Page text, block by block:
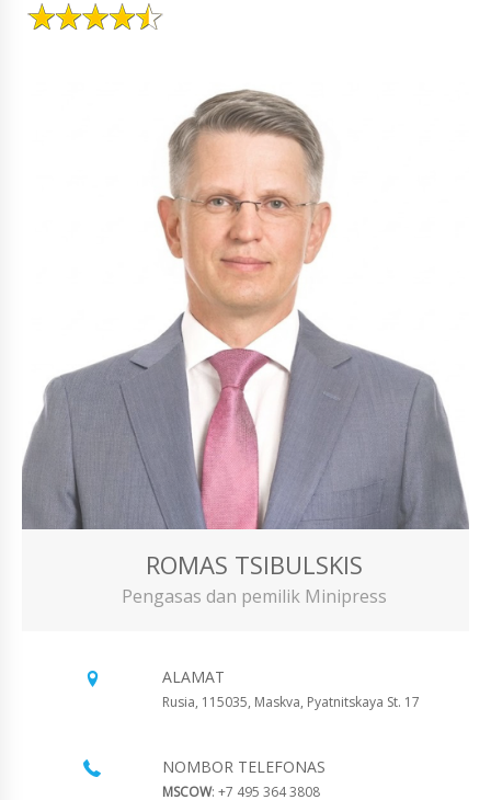
ROMAS TSIBULSKIS
Pengasas dan pemilik Minipress
ALAMAT
Rusia, 115035, Maskva, Pyatnitskaya St. 17
NOMBOR TELEFONAS
MSCOW: +7 495 364 3808